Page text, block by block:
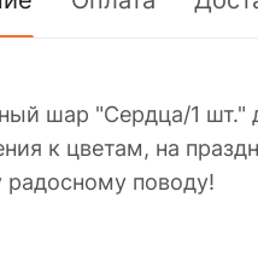
шар "Сердца/1 шт."
к цветам, на
поводу!